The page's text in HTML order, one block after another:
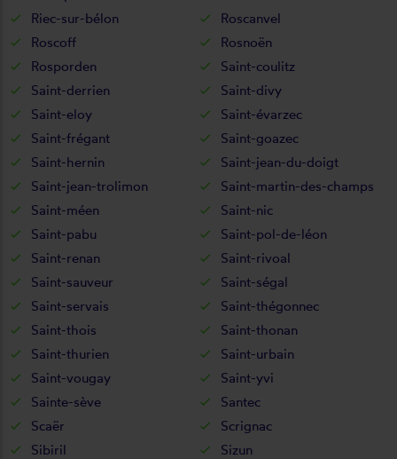
Riec-sur-bélon
Roscanvel
Roscoff
Rosnoën
Rosporden
Saint-coulitz
Saint-derrien
Saint-divy
Saint-eloy
Saint-évarzec
Saint-frégant
Saint-goazec
Saint-hernin
Saint-jean-du-doigt
Saint-jean-trolimon
Saint-martin-des-champs
Saint-méen
Saint-nic
Saint-pabu
Saint-pol-de-léon
Saint-renan
Saint-rivoal
Saint-sauveur
Saint-ségal
Saint-servais
Saint-thégonnec
Saint-thois
Saint-thonan
Saint-thurien
Saint-urbain
Saint-vougay
Saint-yvi
Sainte-sève
Santec
Scaër
Scrignac
Sibiril
Sizun